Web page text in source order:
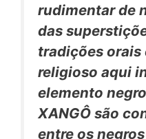
rudimentar de
das
tradições orais
religioso aqui
elemento
XANGÔ são
entre os